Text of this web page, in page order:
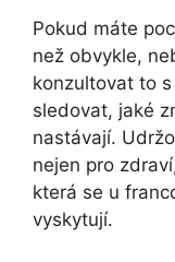
Pokud máte
než obvykle,
konzultovat to
sledovat, jaké
nastávají.
nejen pro
která se u
vyskytují.